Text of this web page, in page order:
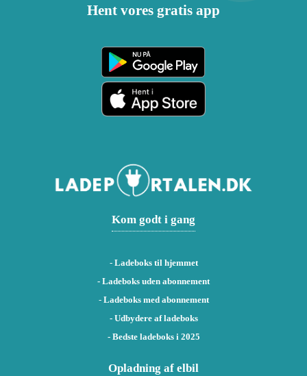
Hent vores gratis app
Kom godt i gang
- Ladeboks til hjemmet
- Ladeboks uden abonnement
- Ladeboks med abonnement
- Udbydere af ladeboks
- Bedste ladeboks i 2025
Opladning af elbil